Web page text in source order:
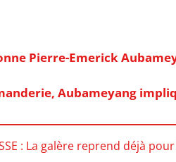
Pierre-Emerick
Aubameyang
: La galère reprend déjà